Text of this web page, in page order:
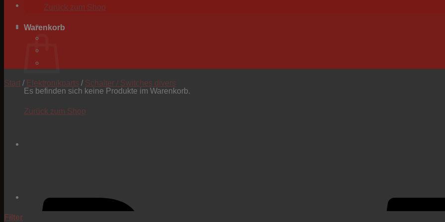
Zurück zum Shop
Warenkorb
Es befinden sich keine Produkte im Warenkorb.
Zurück zum Shop
Start / Elektronikparts / Schalter / Switches divers
Filter